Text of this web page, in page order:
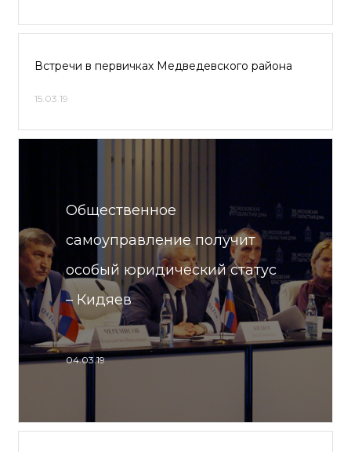
Встречи в первичках Медведевского района
15.03.19
Общественное
самоуправление получит
особый юридический статус
– Кидяев
04.03.19